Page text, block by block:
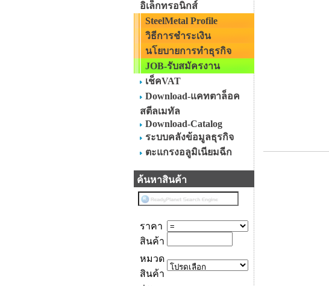
อิเล็กทรอนิกส์
SteelMetal Profile
วิธีการชำระเงิน
นโยบายการทำธุรกิจ
JOB-รับสมัครงาน
เช็คVAT
Download-แคทตาล็อค
สตีลเมทัล
Download-Catalog
ระบบคลังข้อมูลธุรกิจ
ตะแกรงอลูมิเนียมฉีก
ค้นหาสินค้า
ราคา
สินค้า
หมวด
สินค้า